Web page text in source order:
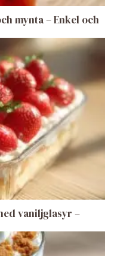
mynta – Enkel och
vaniljglasyr –